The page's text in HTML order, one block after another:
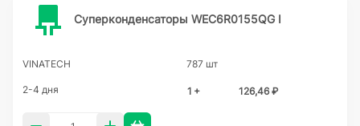
Суперконденсаторы WEC6R0155QG I
VINATECH 787 шт
2-4 дня 1 + 126,46 ₽